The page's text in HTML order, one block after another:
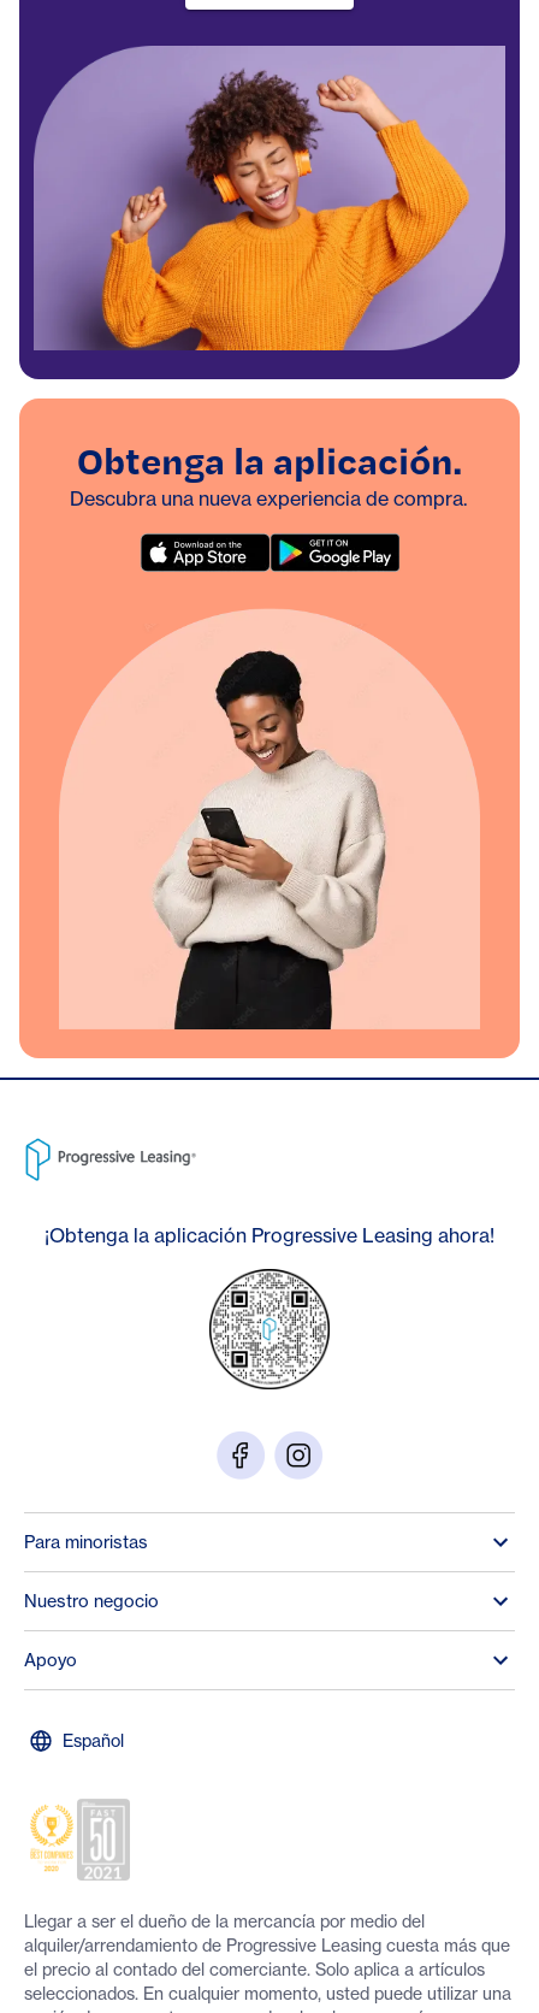
Obtenga la aplicación.
Descubra una nueva experiencia de compra.
¡Obtenga la aplicación Progressive Leasing ahora!
Para minoristas
Nuestro negocio
Apoyo
Español
Llegar a ser el dueño de la mercancía por medio del
alquiler/arrendamiento de Progressive Leasing cuesta más que
el precio al contado del comerciante. Solo aplica a artículos
seleccionados. En cualquier momento, usted puede utilizar una